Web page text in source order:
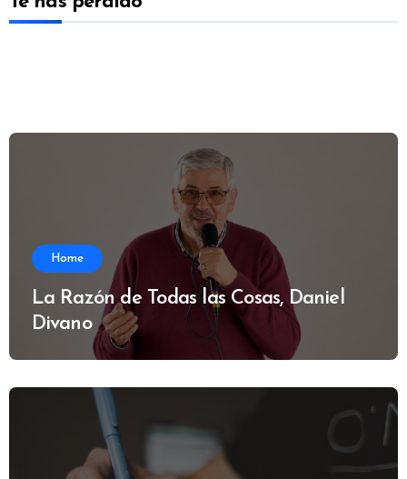
Home
La Razón de Todas las Cosas, Daniel
Divano